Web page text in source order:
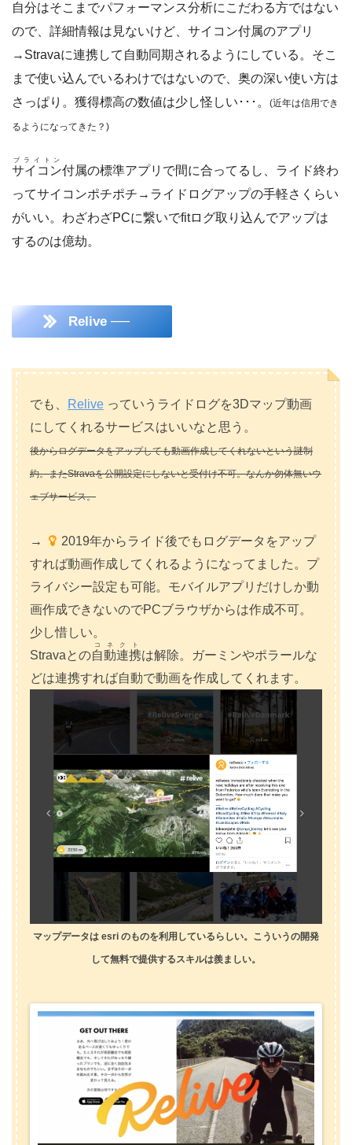
自分はそこまでパフォーマンス分析にこだわる方ではない
ので、詳細情報は見ないけど、サイコン付属のアプリ
→Stravaに連携して自動同期されるようにしている。そこ
まで使い込んでいるわけではないので、奥の深い使い方は
さっぱり。獲得標高の数値は少し怪しい･･･。
(近年は信用でき
るようになってきた？)
サイコン
ブライトン
付属の標準アプリで間に合ってるし、ライド終わ
ってサイコンポチポチ→ライドログアップの手軽さくらい
がいい。わざわざPCに繋いでfitログ取り込んでアップは
するのは億劫。
Relive ──
でも、 Relive っていうライドログを3Dマップ動画
にしてくれるサービスはいいなと思う。
後からログデータをアップしても動画作成してくれないという謎制
約。またStravaを公開設定にしないと受付け不可。なんか勿体無いウ
ェブサービス。
→
2019年からライド後でもログデータをアップ
すれば動画作成してくれるようになってました。プ
ライバシー設定も可能。モバイルアプリだけしか動
画作成できないのでPCブラウザからは作成不可。
少し惜しい。
Stravaとの自動連携
コネクト
は解除。ガーミンやポラールな
どは連携すれば自動で動画を作成してくれます。
マップデータは esri のものを利用しているらしい。こういうの開発
して無料で提供するスキルは羨ましい。